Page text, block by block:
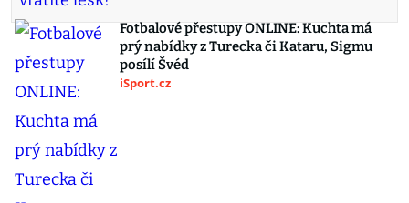
Fotbalové přestupy ONLINE: Kuchta má
prý nabídky z Turecka či Kataru, Sigmu
posílí Švéd
iSport.cz